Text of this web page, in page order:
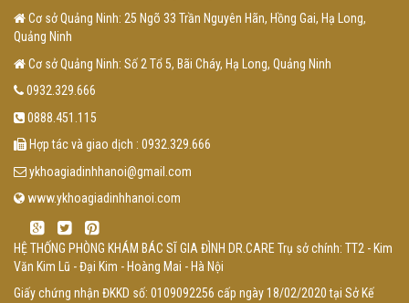
Cơ sở Quảng Ninh: 25 Ngõ 33 Trần Nguyên Hãn, Hồng Gai, Hạ Long,
Quảng Ninh
Cơ sở Quảng Ninh: Số 2 Tổ 5, Bãi Cháy, Hạ Long, Quảng Ninh
0932.329.666
0888.451.115
Hợp tác và giao dịch : 0932.329.666
ykhoagiadinhhanoi@gmail.com
www.ykhoagiadinhhanoi.com
HỆ THỐNG PHÒNG KHÁM BÁC SĨ GIA ĐÌNH DR.CARE Trụ sở chính: TT2 - Kim
Văn Kim Lũ - Đại Kim - Hoàng Mai - Hà Nội
Giấy chứng nhận ĐKKD số: 0109092256 cấp ngày 18/02/2020 tại Sở Kế